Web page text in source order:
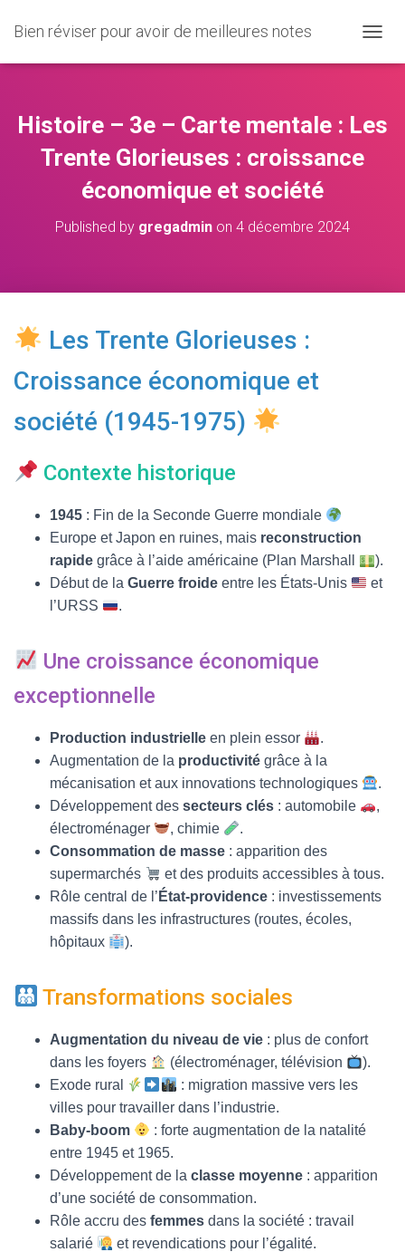
Bien réviser pour avoir de meilleures notes
U
R
Histoire – 3e – Carte mentale : Les
Trente Glorieuses : croissance
économique et société
Published by gregadmin on 4 décembre 2024
Les Trente Glorieuses :
Croissance économique et
société (1945-1975)
Contexte historique
1945 : Fin de la Seconde Guerre mondiale
Europe et Japon en ruines, mais reconstruction
rapide grâce à l’aide américaine (Plan Marshall
).
Début de la Guerre froide entre les États-Unis
et
l’URSS
.
Une croissance économique
exceptionnelle
Production industrielle en plein essor
.
Augmentation de la productivité grâce à la
mécanisation et aux innovations technologiques
.
Développement des secteurs clés : automobile
,
électroménager
, chimie
.
Consommation de masse : apparition des
supermarchés
et des produits accessibles à tous.
Rôle central de l’ État-providence : investissements
massifs dans les infrastructures (routes, écoles,
hôpitaux
).
Transformations sociales
Augmentation du niveau de vie : plus de confort
dans les foyers
(électroménager, télévision
).
Exode rural
: migration massive vers les
villes pour travailler dans l’industrie.
Baby-boom
: forte augmentation de la natalité
entre 1945 et 1965.
Développement de la classe moyenne : apparition
d’une société de consommation.
Rôle accru des femmes dans la société : travail
salarié
et revendications pour l’égalité.